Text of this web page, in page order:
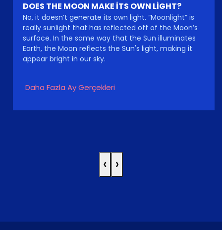
DOES THE MOON MAKE ITS OWN LIGHT?
No, it doesn’t generate its own light. “Moonlight” is
really sunlight that has reflected off of the Moon’s
surface. In the same way that the Sun illuminates
Earth, the Moon reflects the Sun's light, making it
appear bright in our sky.
Daha Fazla Ay Gerçekleri
‹ ›